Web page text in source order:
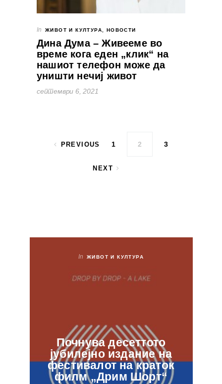
In ЖИВОТ И КУЛТУРА, НОВОСТИ
Дина Дума – Живееме во
време кога еден „клик“ на
нашиот телефон може да
уништи нечиј живот
септември 6, 2021
PREVIOUS 1 2 3
NEXT
In ЖИВОТ И КУЛТУРА
Почнува десеттото
јубилејно издание на
фестивалот на краток
филм „Дрим Шорт“